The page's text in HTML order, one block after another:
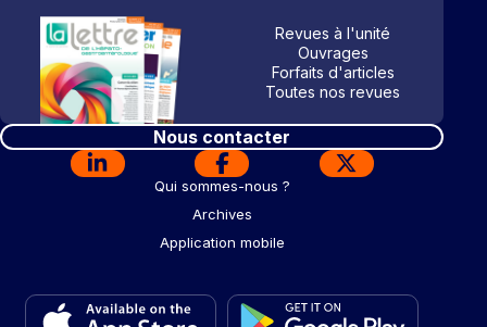
Revues à l'unité
Ouvrages
Forfaits d'articles
Toutes nos revues
Nous contacter
Qui sommes-nous ?
Archives
Application mobile